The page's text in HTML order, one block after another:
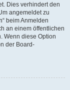
Dies verhindert den
angemeldet zu
beim Anmelden
an einem öffentlichen
Wenn diese Option
der Board-